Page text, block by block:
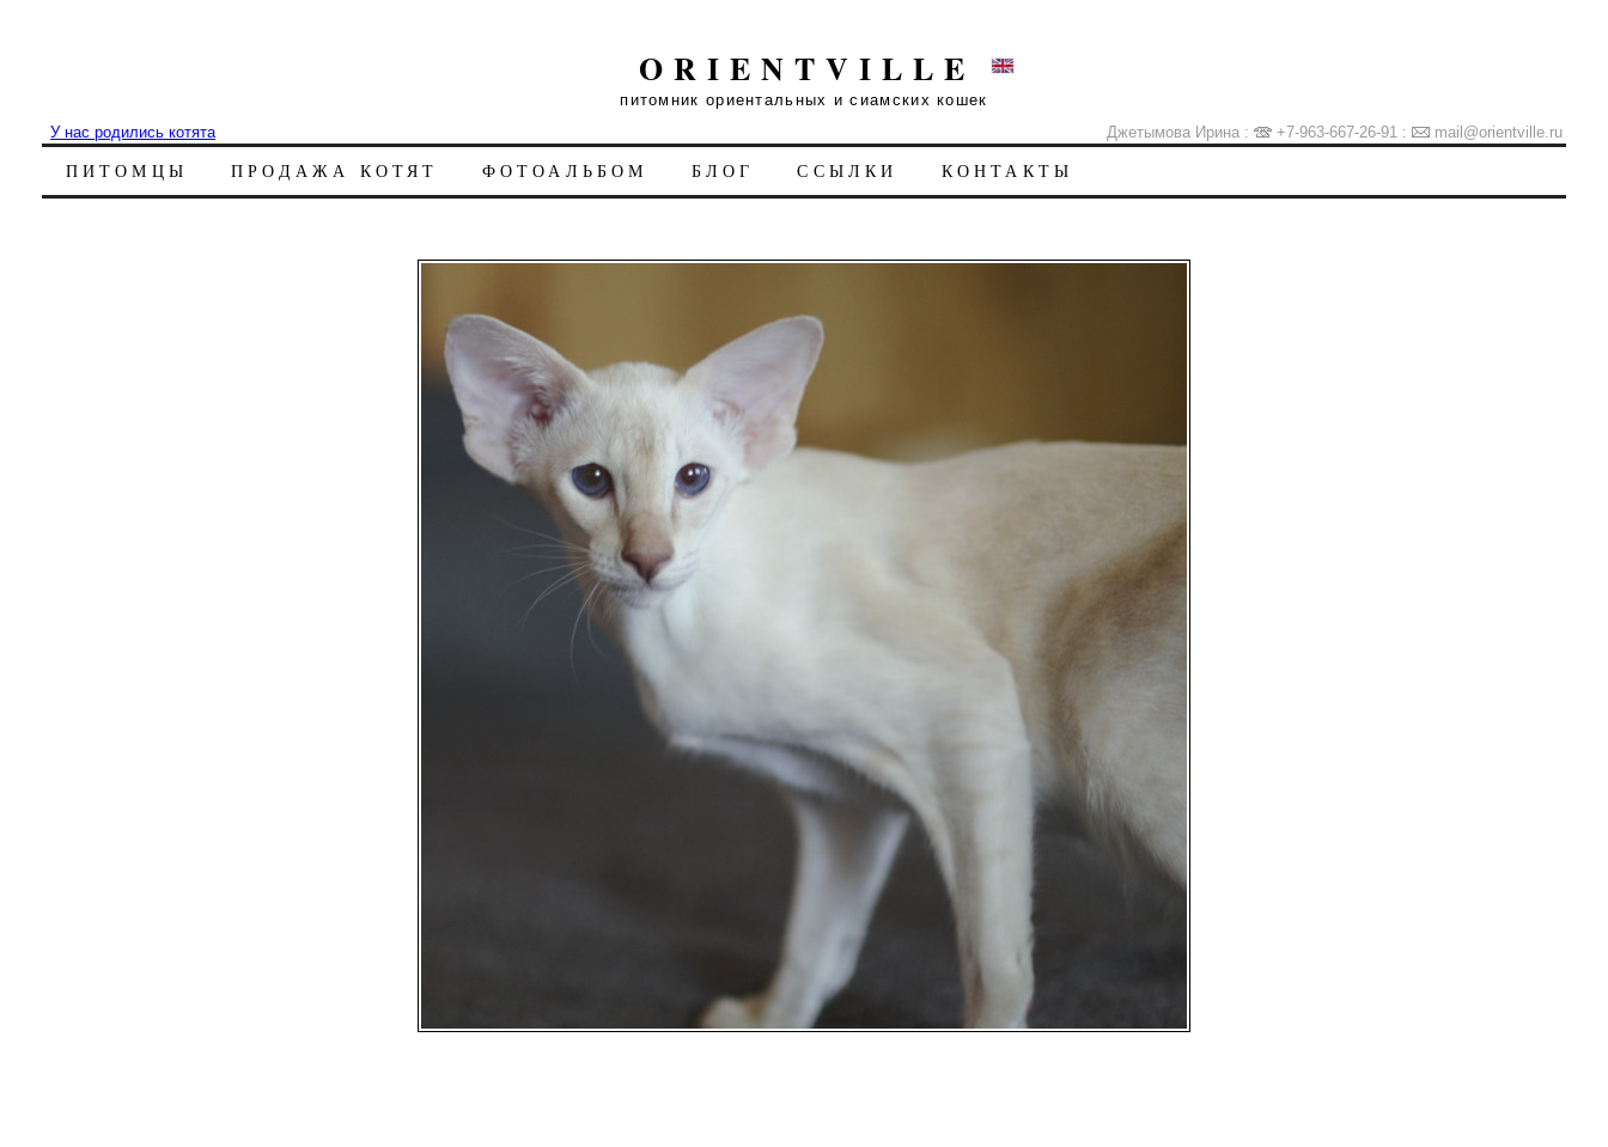
ORIENTVILLE
питомник ориентальных и сиамских кошек
У нас родились котята
Джетымова Ирина : +7-963-667-26-91 : mail@orientville.ru
ПИТОМЦЫ ПРОДАЖА КОТЯТ ФОТОАЛЬБОМ БЛОГ ССЫЛКИ КОНТАКТЫ